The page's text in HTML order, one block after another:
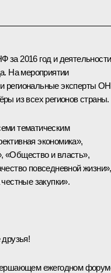
2016 год и деятельности
На мероприятии
региональные эксперты
из всех регионов страны.
тематическим
экономика»,
«Общество и власть»,
повседневной жизни»,
закупки».
ежегодном